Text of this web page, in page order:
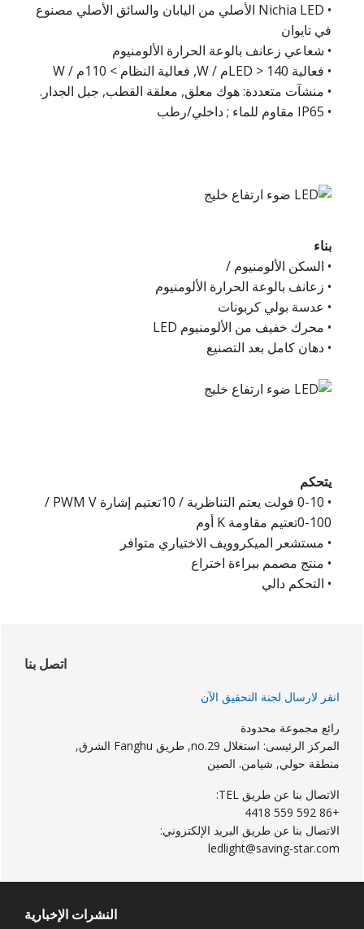
• Nichia LED الأصلي من اليابان والسائق الأصلي مصنوع
في تايوان
• شعاعي زعانف بالوعة الحرارة الألومنيوم
• فعالية LED > 140م / W, فعالية النظام > 110م / W
• منشآت متعددة: هوك معلق, معلقة القطب, جبل الجدار.
• IP65 مقاوم للماء ; داخلي/رطب
بناء
• السكن الألومنيوم /
• زعانف بالوعة الحرارة الألومنيوم
• عدسة بولي كربونات
• محرك خفيف من الألومنيوم LED
• دهان كامل بعد التصنيع
يتحكم
• 0-10 فولت يعتم التناظرية / 10تعتيم إشارة PWM V /
0-100تعتيم مقاومة K أوم
• مستشعر الميكروويف الاختياري متوافر
• منتج مصمم ببراءة اختراع
• التحكم دالي
الرئيسي
اتصل بنا
انقر لارسال لجنة التحقيق الآن
رائع مجموعة محدودة
المركز الرئيسى: استغلال no.29, طريق Fanghu الشرق,
منطقة حولي, شيامن. الصين
الاتصال بنا عن طريق TEL:
+86 592 559 4418
الاتصال بنا عن طريق البريد الإلكتروني:
ledlight@saving-star.com
النشرات الإخبارية